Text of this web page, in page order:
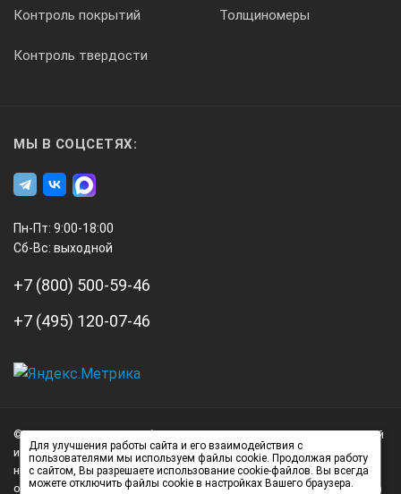
0,05º
0,275
*Технические характеристики и комплект поставки
оборудования могут быть изменены производителем
без предварительного уведомления.
Контроль покрытий Толщиномеры
Контроль твердости
МЫ В СОЦСЕТЯХ:
Пн-Пт: 9:00-18:00
Сб-Вс: выходной
+7 (800) 500-59-46
+7 (495) 120-07-46
Нагорный
проезд
д.7
© 2026 А3 Инжиниринг Обращаем Ваше внимание на то, что данный
интернет-сайт носит исключительно информационный характер и
ни при каких условиях не является публичной офертой,
определяемой положениями статьи 437 (2) Гражданского кодекса
Для улучшения работы сайта и его взаимодействия с
пользователями мы используем файлы cookie. Продолжая работу
с сайтом, Вы разрешаете использование cookie-файлов. Вы всегда
можете отключить файлы cookie в настройках Вашего браузера.